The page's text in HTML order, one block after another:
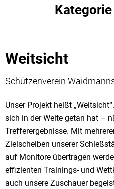
Kategorie
Weitsicht
Schützenverein
Unser Projekt heißt
sich in der Weite getan hat –
Trefferergebnisse. Mit
Zielscheiben unserer
auf Monitore übertragen
effizienten Trainings- und
auch unsere Zuschauer